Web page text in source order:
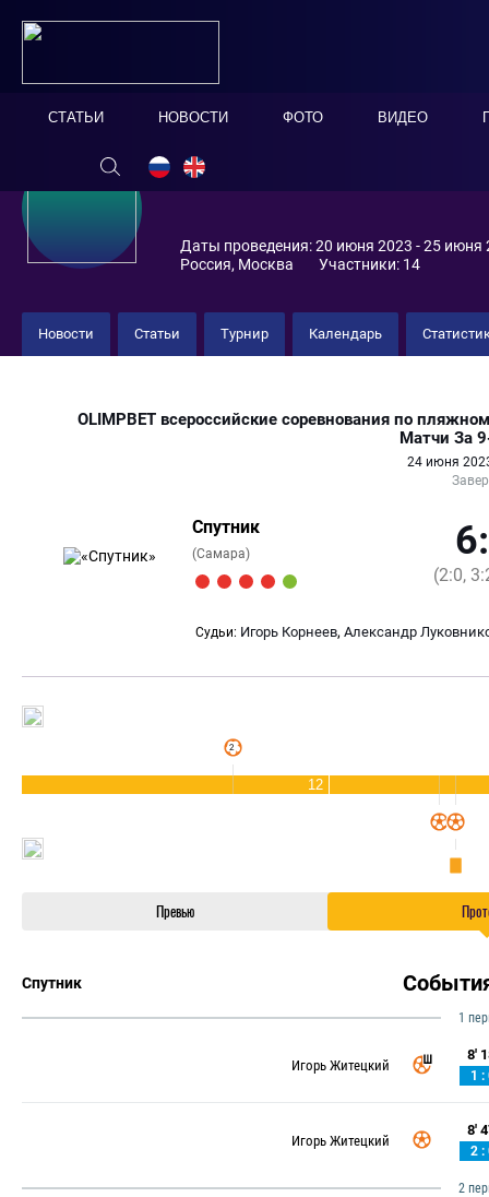
СТАТЬИ НОВОСТИ ФОТО ВИДЕО
Даты проведения: 20 июня 2023 - 25 июня
Россия, Москва
Участники: 14
Новости Статьи Турнир Календарь
OLIMPBET всероссийские соревнования по
Матчи За
24 июня
Спутник
(Самара)
(2:0,
Судьи: Игорь Корнеев, Александр
12
Превью
Спутник
1
Игорь Житецкий
8'
1 :
Игорь Житецкий
8'
2 :
2